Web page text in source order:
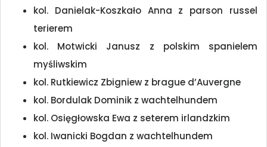
kol. Danielak-Koszkało Anna z parson russel
terierem
kol. Motwicki Janusz z polskim spanielem
myśliwskim
kol. Rutkiewicz Zbigniew z brague d’Auvergne
kol. Bordulak Dominik z wachtelhundem
kol. Osięgłowska Ewa z seterem irlandzkim
kol. Iwanicki Bogdan z wachtelhundem